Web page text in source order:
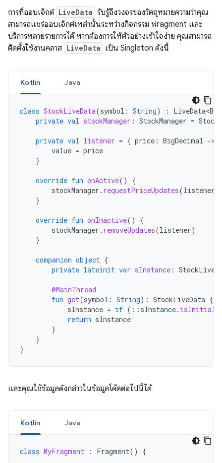
การที่ออบเจ็กต์ LiveData รับรู้ถึงวงจรของวัตถุหมายความว่าคุณ
สามารถแชร์ออบเจ็กต์เหล่านั้นระหว่างกิจกรรม ฟragment และ
บริการหลายรายการได้ หากต้องการให้ตัวอย่างเข้าใจง่าย คุณสามารถ
ติดตั้งใช้งานคลาส LiveData เป็น Singleton ดังนี้
Kotlin Java
class StockLiveData(symbol : String) :
private val stockManager : StockManager =
private val listener = { price : BigDecimal -
value = price
}
override fun onActive()
{
stockManager . requestPriceUpdates(listener
}
override fun onInactive()
{
stockManager . removeUpdates(listener)
}
companion object {
private lateinit var sInstance :
@MainThread
fun get(symbol : String): StockLiveData {
sInstance = if ( :: sInstance.
return sInstance
}
}
}
และคุณใช้ข้อมูลดังกล่าวในข้อมูลโค้ดต่อไปนี้ได้
Kotlin Java
class MyFragment : Fragment() {